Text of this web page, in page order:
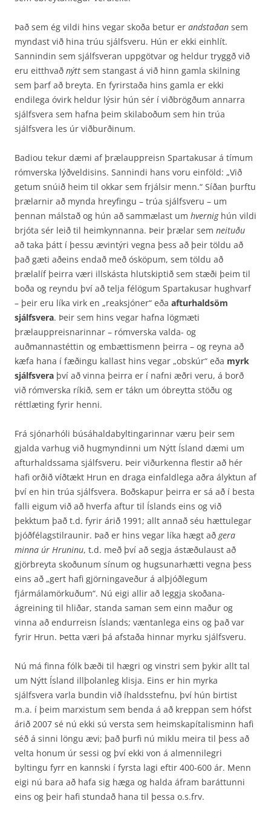
Það sem ég vildi hins vegar skoða betur er andstaðan sem
myndast við hina trúu sjálfsveru. Hún er ekki einhlít.
Sannindin sem sjálfsveran uppgötvar og heldur tryggð við
eru eitthvað nýtt sem stangast á við hinn gamla skilning
sem þarf að breyta. En fyrirstaða hins gamla er ekki
endilega óvirk heldur lýsir hún sér í viðbrögðum annarra
sjálfsvera sem hafna þeim skilaboðum sem hin trúa
sjálfsvera les úr viðburðinum.
Badiou tekur dæmi af þrælauppreisn Spartakusar á tímum
rómverska lýðveldisins. Sannindi hans voru einföld: „Við
getum snúið heim til okkar sem frjálsir menn.“ Síðan þurftu
þrælarnir að mynda hreyfingu – trúa sjálfsveru – um
þennan málstað og hún að sammælast um hvernighún vildi
brjóta sér leið til heimkynnanna. Þeir þrælar sem neituðu
að taka þátt í þessu ævintýri vegna þess að þeir töldu að
það gæti aðeins endað með ósköpum, sem töldu að
þrælalíf þeirra væri illskásta hlutskiptið sem stæði þeim til
boða og reyndu því að telja félögum Spartakusar hughvarf
– þeir eru líka virk en „reaksjóner“ eða afturhaldsöm
sjálfsvera. Þeir sem hins vegar hafna lögmæti
þrælauppreisnarinnar – rómverska valda- og
auðmannastéttin og embættismenn þeirra – og reyna að
kæfa hana í fæðingu kallast hins vegar „obskúr“ eða myrk
sjálfsvera því að vinna þeirra er í nafni æðri veru, á borð
við rómverska ríkið, sem er tákn um óbreytta stöðu og
réttlæting fyrir henni.
Frá sjónarhóli búsáhaldabyltingarinnar væru þeir sem
gjalda varhug við hugmyndinni um Nýtt Ísland dæmi um
afturhaldssama sjálfsveru. Þeir viðurkenna flestir að hér
hafi orðið víðtækt Hrun en draga einfaldlega aðra ályktun af
því en hin trúa sjálfsvera. Boðskapur þeirra er sá að í besta
falli eigum við að hverfa aftur til Íslands eins og við
þekktum það t.d. fyrir árið 1991; allt annað séu hættulegar
þjóðfélagstilraunir. Það er hins vegar líka hægt að gera
minna úr Hruninu, t.d. með því að segja ástæðulaust að
gjörbreyta skoðunum sínum og hugsunarhætti vegna þess
eins að „gert hafi gjörningaveður á alþjóðlegum
fjármálamörkuðum“. Nú eigi allir að leggja skoðana­
ágreining til hliðar, standa saman sem einn maður og
vinna að endurreisn Íslands; væntanlega eins og það var
fyrir Hrun. Þetta væri þá afstaða hinnar myrku sjálfsveru.
Nú má finna fólk bæði til hægri og vinstri sem þykir allt tal
um Nýtt Ísland illþolanleg klisja. Eins er hin myrka
sjálfsvera varla bundin við íhaldsstefnu, því hún birtist
m.a. í þeim marxistum sem benda á að kreppan sem hófst
árið 2007 sé nú ekki sú versta sem heimskapítalisminn hafi
séð á sinni löngu ævi; það þurfi nú miklu meira til þess að
velta honum úr sessi og því ekki von á almennilegri
byltingu fyrr en kannski í fyrsta lagi eftir 400-600 ár. Menn
eigi nú bara að hafa sig hæga og halda áfram baráttunni
eins og þeir hafi stundað hana til þessa o.s.frv.